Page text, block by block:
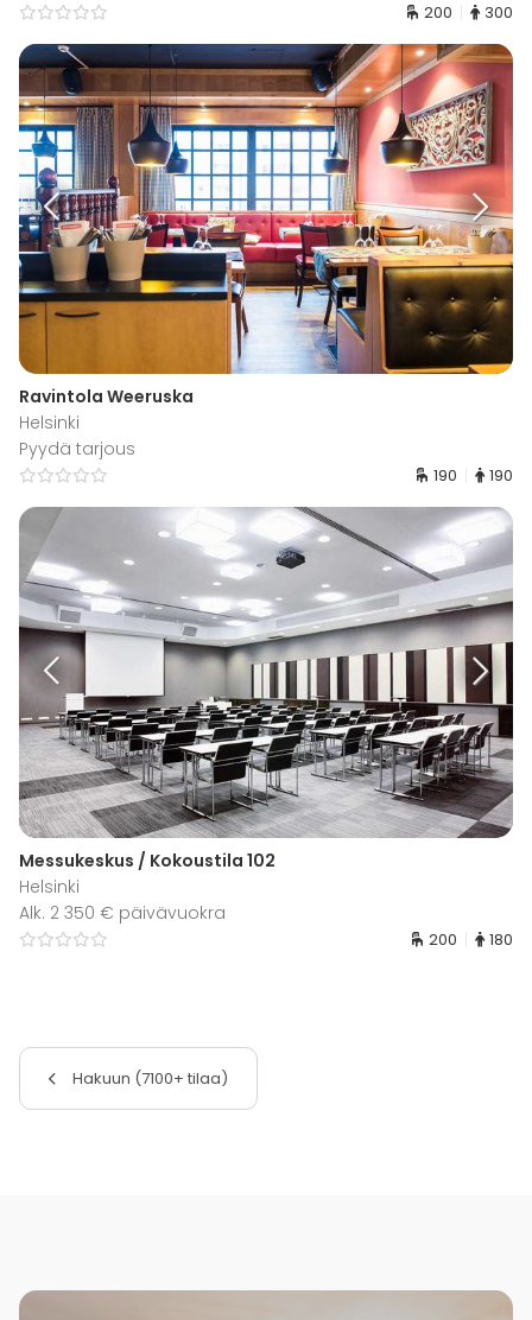
200 300
Ravintola Weeruska
Helsinki
Pyydä tarjous
190 190
Messukeskus / Kokoustila 102
Helsinki
Alk. 2 350 € päivävuokra
200 180
Hakuun (7100+ tilaa)